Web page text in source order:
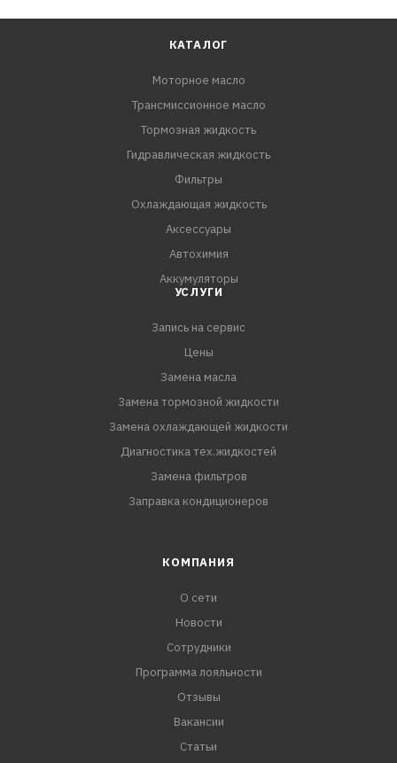
КАТАЛОГ
Моторное масло
Трансмиссионное масло
Тормозная жидкость
Гидравлическая жидкость
Фильтры
Охлаждающая жидкость
Аксессуары
Автохимия
Аккумуляторы
УСЛУГИ
Запись на сервис
Цены
Замена масла
Замена тормозной жидкости
Замена охлаждающей жидкости
Диагностика тех.жидкостей
Замена фильтров
Заправка кондиционеров
КОМПАНИЯ
О сети
Новости
Сотрудники
Программа лояльности
Отзывы
Вакансии
Статьи